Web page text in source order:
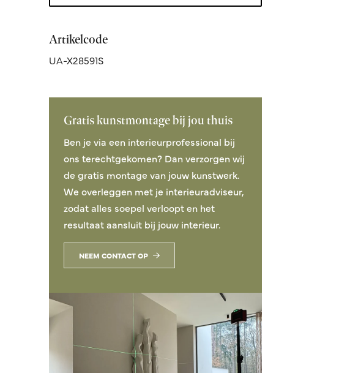
Artikelcode
UA-X28591S
Gratis kunstmontage bij jou thuis
Ben je via een interieurprofessional bij
ons terechtgekomen? Dan verzorgen wij
de gratis montage van jouw kunstwerk.
We overleggen met je interieuradviseur,
zodat alles soepel verloopt en het
resultaat aansluit bij jouw interieur.
NEEM CONTACT OP